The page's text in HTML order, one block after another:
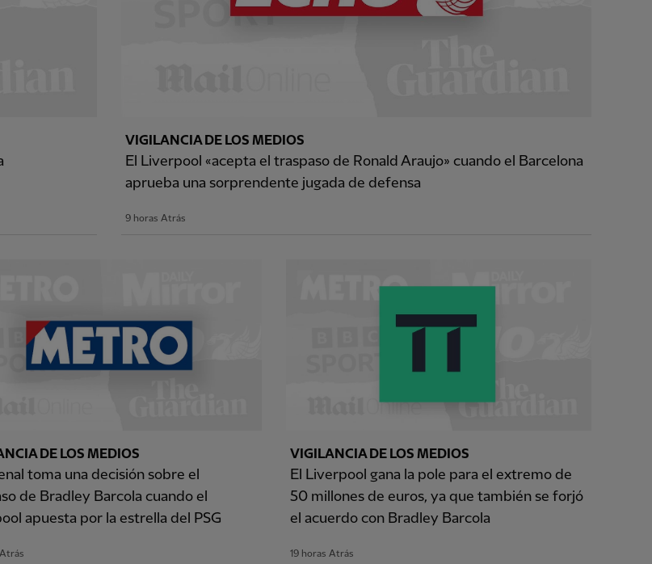
VIGILANCIA DE LOS MEDIOS
El Liverpool «acepta el traspaso de Ronald Araujo» cuando el Barcelona
aprueba una sorprendente jugada de defensa
9 horas Atrás
DE LOS MEDIOS
toma una decisión sobre el
de Bradley Barcola cuando el
apuesta por la estrella del PSG
VIGILANCIA DE LOS MEDIOS
El Liverpool gana la pole para el extremo de
50 millones de euros, ya que también se forjó
el acuerdo con Bradley Barcola
19 horas Atrás